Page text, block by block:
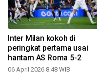
Inter Milan kokoh di
peringkat pertama usai
hantam AS Roma 5-2
06 April 2026 8:48 WIB